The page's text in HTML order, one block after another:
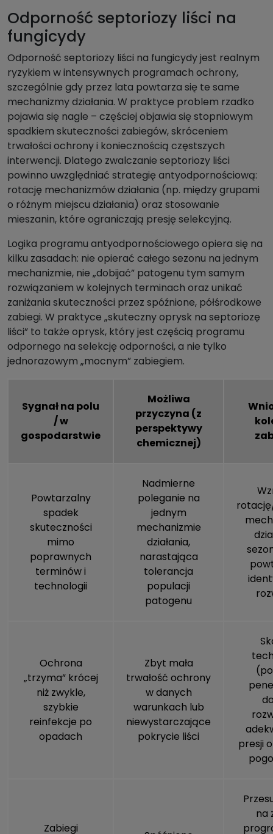
Odporność septoriozy liści na
fungicydy
Odporność septoriozy liści na fungicydy jest realnym
ryzykiem w intensywnych programach ochrony,
szczególnie gdy przez lata powtarza się te same
mechanizmy działania. W praktyce problem rzadko
pojawia się nagle – częściej objawia się stopniowym
spadkiem skuteczności zabiegów, skróceniem
trwałości ochrony i koniecznością częstszych
interwencji. Dlatego zwalczanie septoriozy liści
powinno uwzględniać strategię antyodpornościową:
rotację mechanizmów działania (np. między grupami
o różnym miejscu działania) oraz stosowanie
mieszanin, które ograniczają presję selekcyjną.
Logika programu antyodpornościowego opiera się na
kilku zasadach: nie opierać całego sezonu na jednym
mechanizmie, nie „dobijać” patogenu tym samym
rozwiązaniem w kolejnych terminach oraz unikać
zaniżania skuteczności przez spóźnione, półśrodkowe
zabiegi. W praktyce „skuteczny oprysk na septoriozę
liści” to także oprysk, który jest częścią programu
odpornego na selekcję odporności, a nie tylko
jednorazowym „mocnym” zabiegiem.
Sygnał na polu
/ w
gospodarstwie
Możliwa
przyczyna (z
perspektywy
chemicznej)
Powtarzalny
spadek
skuteczności
mimo
poprawnych
terminów i
technologii
Nadmierne
poleganie na
jednym
mechanizmie
działania,
narastająca
tolerancja
populacji
patogenu
Ochrona
„trzyma” krócej
niż zwykle,
szybkie
reinfekcje po
opadach
Zbyt mała
trwałość ochrony
w danych
warunkach lub
niewystarczające
pokrycie liści
presji
Zabiegi
na